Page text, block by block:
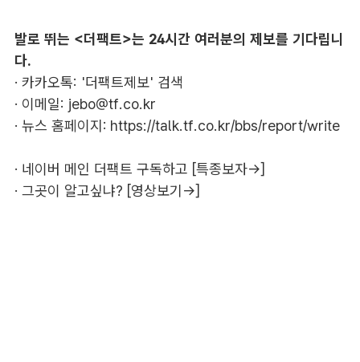
발로 뛰는 <더팩트>는 24시간 여러분의 제보를 기다립니
다.
· 카카오톡: '더팩트제보' 검색
· 이메일: jebo@tf.co.kr
· 뉴스 홈페이지: https://talk.tf.co.kr/bbs/report/write
· 네이버 메인 더팩트 구독하고 [특종보자→]
· 그곳이 알고싶냐? [영상보기→]